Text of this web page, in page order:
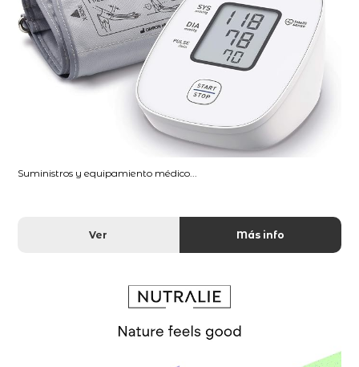
Suministros y equipamiento médico...
Ver Más info